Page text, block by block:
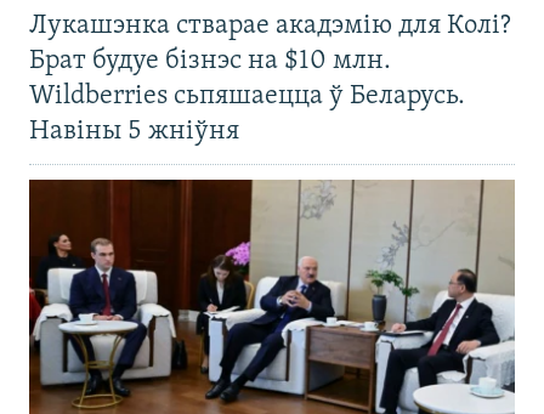
Лукашэнка стварае акадэмію для Колі?
Брат будуе бізнэс на $10 млн.
Wildberries сьпяшаецца ў Беларусь.
Навіны 5 жніўня